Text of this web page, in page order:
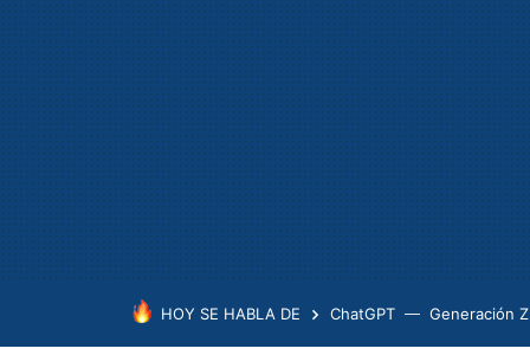
HOY SE HABLA DE ChatGPT Generación Z